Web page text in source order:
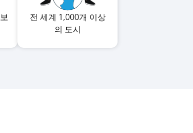
전 세계 1,000개 이상
의 도시